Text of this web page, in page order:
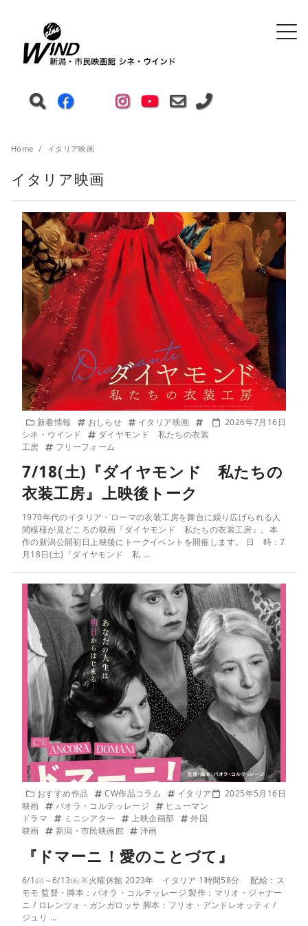
Home イタリア映画
イタリア映画
新着情報 おしらせ
イタリア映画
シネ・ウインド
ダイヤモンド 私たちの衣装
工房
フリーフォーム
2026年7月16日
7/18(土)『ダイヤモンド 私たちの
衣装工房』上映後トーク
1970年代のイタリア・ローマの衣装工房を舞台に繰り広げられる人
間模様が見どころの映画『ダイヤモンド 私たちの衣装工房』。本
作の新潟公開初日上映後にトークイベントを開催します。 日 時：7
月18日(土)『ダイヤモンド 私 …
おすすめ作品 CW作品コラム
イタリア
映画
パオラ・コルテッレージ
ヒューマン
ドラマ
ミニシアター 上映企画部
外国
映画
新潟・市民映画館 洋画
2025年5月16日
『ドマーニ！愛のことづて』
6/1㈰～6/13㈮ ※火曜休館 2023年 イタリア 1時間58分 配給：ス
モモ 監督・脚本：パオラ・コルテッレージ 製作：マリオ・ジャナー
ニ / ロレンツォ・ガンガロッサ 脚本：フリオ・アンドレオッティ /
ジュリ …